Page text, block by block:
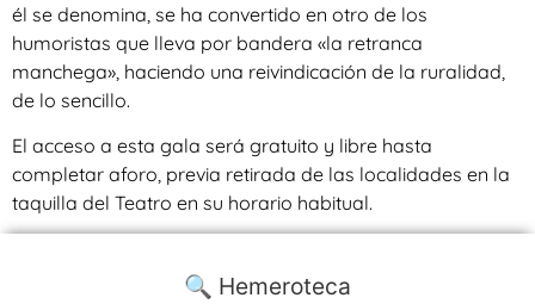
él se denomina, se ha convertido en otro de los
humoristas que lleva por bandera «la retranca
manchega», haciendo una reivindicación de la ruralidad,
de lo sencillo.
El acceso a esta gala será gratuito y libre hasta
completar aforo, previa retirada de las localidades en la
taquilla del Teatro en su horario habitual.
🔍 Hemeroteca